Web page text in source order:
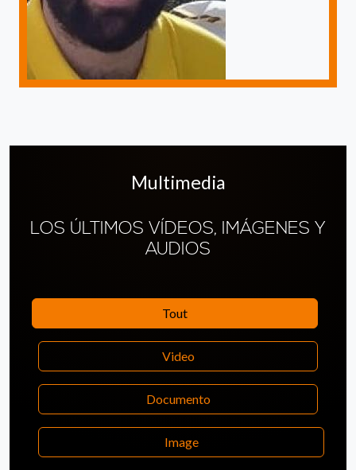
Multimedia
LOS ÚLTIMOS VÍDEOS, IMÁGENES Y
AUDIOS
Tout
Video
Documento
Image